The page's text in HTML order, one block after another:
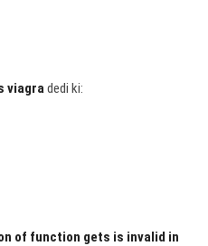
viagradedi ki:
of function gets is invalid in